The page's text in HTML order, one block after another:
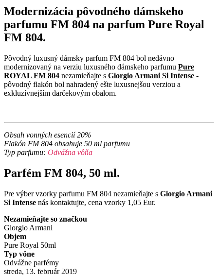
Modernizácia pôvodného dámskeho
parfumu FM 804 na parfum Pure Royal
FM 804.
Pôvodný luxusný dámsky parfum FM 804 bol nedávno
modernizovaný na verziu luxusného dámskeho parfumu Pure
ROYAL FM 804 nezamieňajte s Giorgio Armani Si Intense -
pôvodný flakón bol nahradený ešte luxusnejšou verziou a
exkluzívnejším darčekovým obalom.
Obsah vonných esencií 20%
Flakón FM 804 obsahuje 50 ml parfumu
Typ parfumu: Odvážna vôňa
Parfém FM 804, 50 ml.
Pre výber vzorky parfumu FM 804 nezamieňajte s Giorgio Armani
Si Intense nás kontaktujte, cena vzorky 1,05 Eur.
Nezamieňajte so značkou
Giorgio Armani
Objem
Pure Royal 50ml
Typ vône
Odvážne parfémy
streda, 13. február 2019